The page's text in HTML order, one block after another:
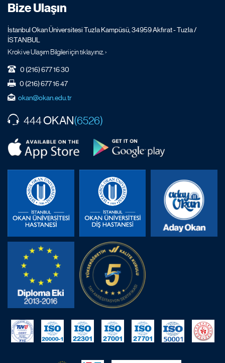
Bize Ulaşın
İstanbul Okan Üniversitesi Tuzla Kampüsü, 34959 Akfırat - Tuzla /
İSTANBUL
Kroki ve Ulaşım Bilgileri için tıklayınız. ›
0 (216) 677 16 30
0 (216) 677 16 47
okan@okan.edu.tr
444OKAN(6526)